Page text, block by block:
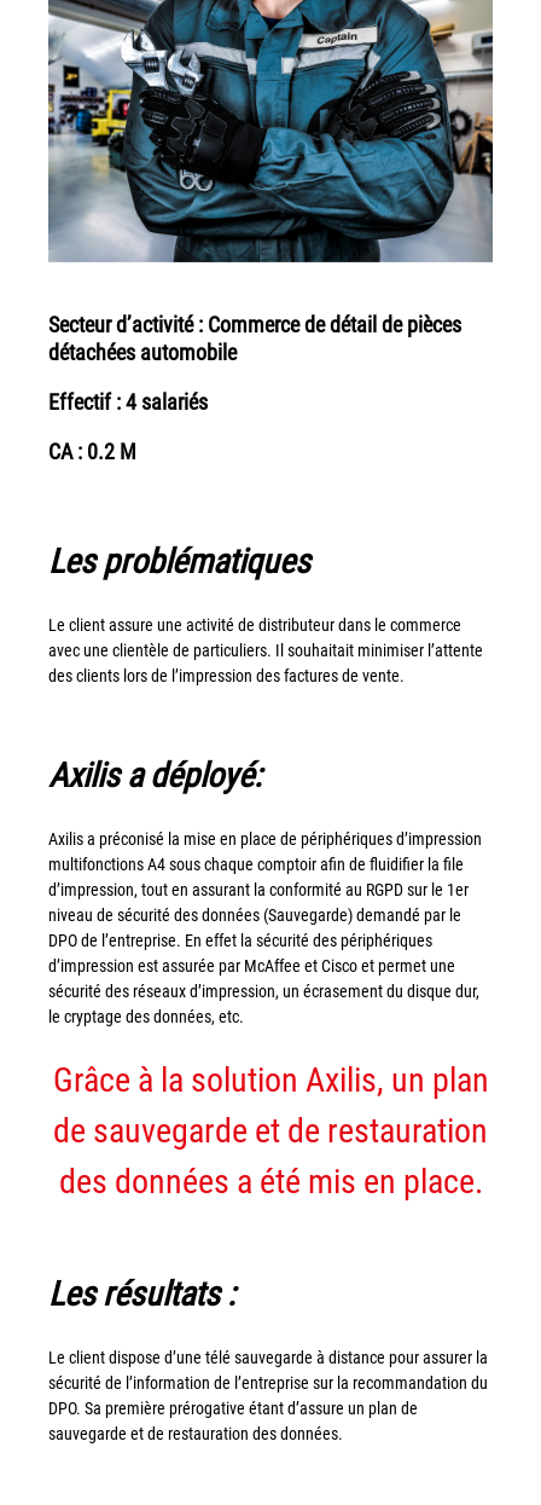
tout-en-un
Gammes d’équipements et services d’impression
Matériel
Imprimantes de bureau
Multifonctions
Presses numériques et imprimantes de production
Traceurs grands formats
Gamme d’imprimantes Xerox® AltaLink® C8200 à
Xerox® VersaLink® C405 C415 — Multifonction A4
RISC Box
Services
Audit de Sécurité Informatique
Sécurité des périphériques d’impression
Gestion des documents
Mobilité
ConnectKey®
Service de Gestion d’impression (MPS)
Notre équipe
Grand Lyon
Monts du Lyonnais
Villefranche Beaujolais
Notre offre grands comptes
Actualité
Rejoignez-nous
CONTACT
Secteur d’activité : Commerce de détail de pièces
détachées automobile
Effectif : 4 salariés
CA : 0.2 M
Les problématiques
Le client assure une activité de distributeur dans le commerce
avec une clientèle de particuliers. Il souhaitait minimiser l’attente
des clients lors de l’impression des factures de vente.
Axilis a déployé:
Axilis a préconisé la mise en place de périphériques d’impression
multifonctions A4 sous chaque comptoir afin de fluidifier la file
d’impression, tout en assurant la conformité au RGPD sur le 1er
niveau de sécurité des données (Sauvegarde) demandé par le
DPO de l’entreprise. En effet la sécurité des périphériques
d’impression est assurée par McAffee et Cisco et permet une
sécurité des réseaux d’impression, un écrasement du disque dur,
le cryptage des données, etc.
Grâce à la solution Axilis, un plan
de sauvegarde et de restauration
des données a été mis en place.
Les résultats :
Le client dispose d’une télé sauvegarde à distance pour assurer la
sécurité de l’information de l’entreprise sur la recommandation du
DPO. Sa première prérogative étant d’assure un plan de
sauvegarde et de restauration des données.